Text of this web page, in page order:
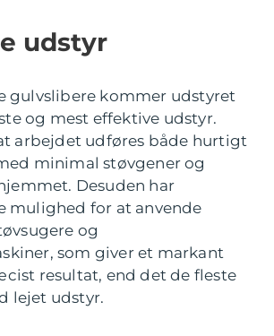
udstyr
gulvslibere kommer udstyret
og mest effektive udstyr.
arbejdet udføres både hurtigt
minimal støvgener og
Desuden har
mulighed for at anvende
og
som giver et markant
resultat, end det de fleste
lejet udstyr.